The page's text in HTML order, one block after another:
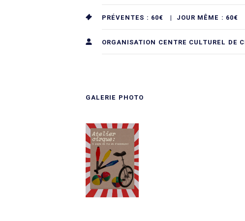
PRÉVENTES : 60€ | JOUR MÊME : 60€
ORGANISATION CENTRE CULTUREL DE
GALERIE PHOTO